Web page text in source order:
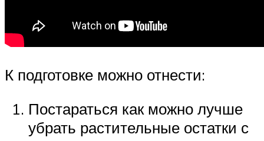
К подготовке можно отнести:
Постараться как можно лучше
убрать растительные остатки с